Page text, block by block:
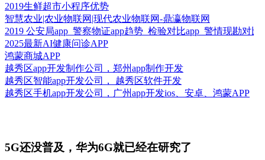
2019生鲜超市小程序优势
智慧农业|农业物联网|现代农业物联网-鼎瀛物联网
2019 公安局app_警察物证app趋势_检验对比app_警情现勘对比
2025最新AI健康问诊APP
鸿蒙商城APP
越秀区app开发制作公司，郑州app制作开发
越秀区智能app开发公司， 越秀区软件开发
越秀区手机app开发公司，广州app开发ios、安卓、鸿蒙APP
5G还没普及，华为6G就已经在研究了